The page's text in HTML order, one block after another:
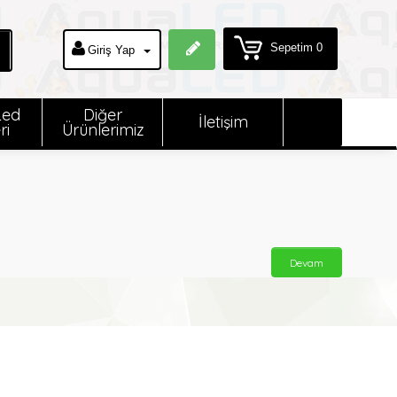
Giriş Yap Sepetim 0
Diğer
Ürünlerimiz İletişim
Devam